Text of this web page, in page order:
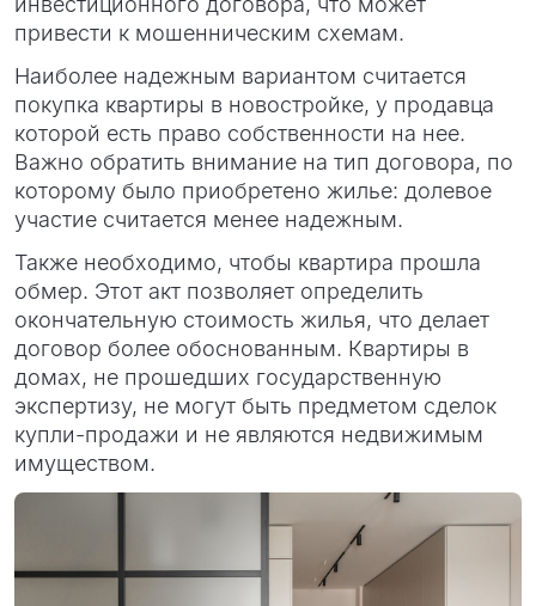
привести к мошенническим схемам.
Наиболее надежным вариантом считается
покупка квартиры в новостройке, у продавца
которой есть право собственности на нее.
Важно обратить внимание на тип договора, по
которому было приобретено жилье: долевое
участие считается менее надежным.
Также необходимо, чтобы квартира прошла
обмер. Этот акт позволяет определить
окончательную стоимость жилья, что делает
договор более обоснованным. Квартиры в
домах, не прошедших государственную
экспертизу, не могут быть предметом сделок
купли-продажи и не являются недвижимым
имуществом.